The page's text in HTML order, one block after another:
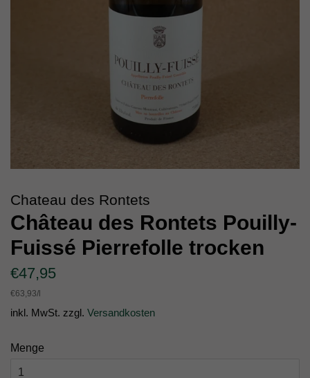
Chateau des Rontets
Château des Rontets Pouilly-
Fuissé Pierrefolle trocken
Normaler
Preis
€47,95
Einzelpreis
€63,93/pro
l
inkl. MwSt. zzgl. Versandkosten
Menge